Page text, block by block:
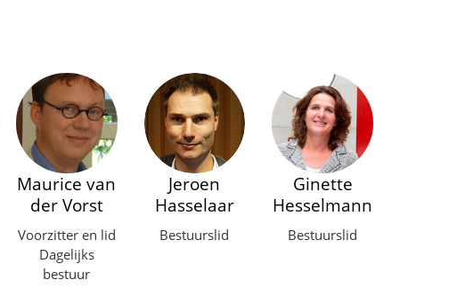
Maurice van
der Vorst
Voorzitter en lid
Dagelijks
bestuur
Jeroen
Hasselaar
Bestuurslid
Ginette
Hesselmann
Bestuurslid